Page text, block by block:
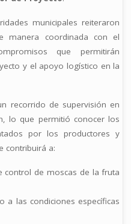
municipales reiteraron
manera coordinada con el
que permitirán
y el apoyo logístico en la
recorrido de supervisión en
lo que permitió conocer los
por los productores y
contribuirá a:
control de moscas de la fruta
a las condiciones específicas